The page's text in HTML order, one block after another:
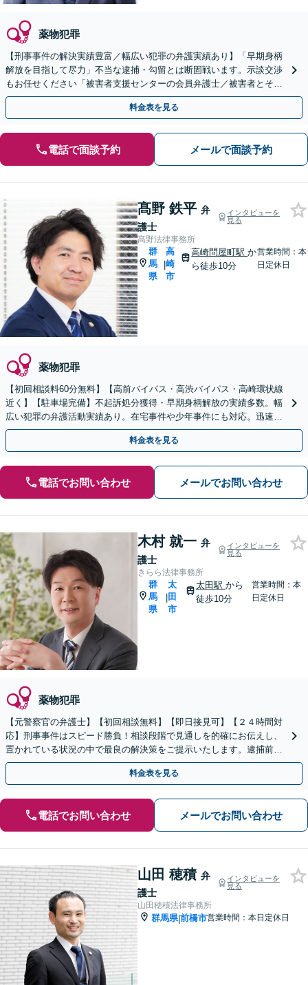
薬物犯罪
【刑事事件の解決実績豊富／幅広い犯罪の弁護実績あり】「早期身柄
解放を目指して尽力」不当な逮捕・勾留とは断固戦います。示談交渉
もお任せください「被害者支援センターの会員弁護士／被害者とその
ご家族のケアにも力を入れています」【休日・夜間相談可】
料金表を見る
電話で面談予約 メールで面談予約
髙野 鉄平 弁
護士
インタビューを
見る
髙野法律事務所
群
馬
県
|
高
崎
市
高崎問屋町駅か
ら徒歩10分
営業時間：本
日定休日
薬物犯罪
【初回相談料60分無料】【高前バイパス・高渋バイパス・高崎環状線
近く】【駐車場完備】不起訴処分獲得・早期身柄解放の実績多数。幅
広い犯罪の弁護活動実績あり。在宅事件や少年事件にも対応。迅速対
応が不可欠。すぐにご相談ください【休日・夜間対応可】
料金表を見る
電話でお問い合わせ メールでお問い合わせ
木村 就一 弁
護士
インタビューを
見る
きらら法律事務所
群
馬
県
|
太
田
市
太田駅 から
徒歩10分
営業時間：本
日定休日
薬物犯罪
【元警察官の弁護士】【初回相談無料】【即日接見可】【２４時間対
応】刑事事件はスピード勝負！相談段階で見通しを的確にお伝えし、
置かれている状況の中で最良の解決策をご提示いたします。逮捕前の
示談交渉から公判対応までご依頼者さまに寄り添います
料金表を見る
電話でお問い合わせ メールでお問い合わせ
山田 穂積 弁
護士
インタビューを
見る
山田穂積法律事務所
群馬県|前橋市営業時間：本日定休日